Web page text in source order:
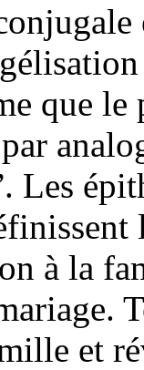
que le
Les
à la
et